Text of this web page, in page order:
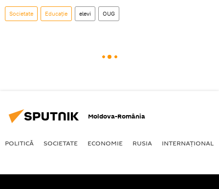
Societate Educație elevi OUG
Moldova-România
POLITICĂ SOCIETATE ECONOMIE RUSIA INTERNAŢIONAL